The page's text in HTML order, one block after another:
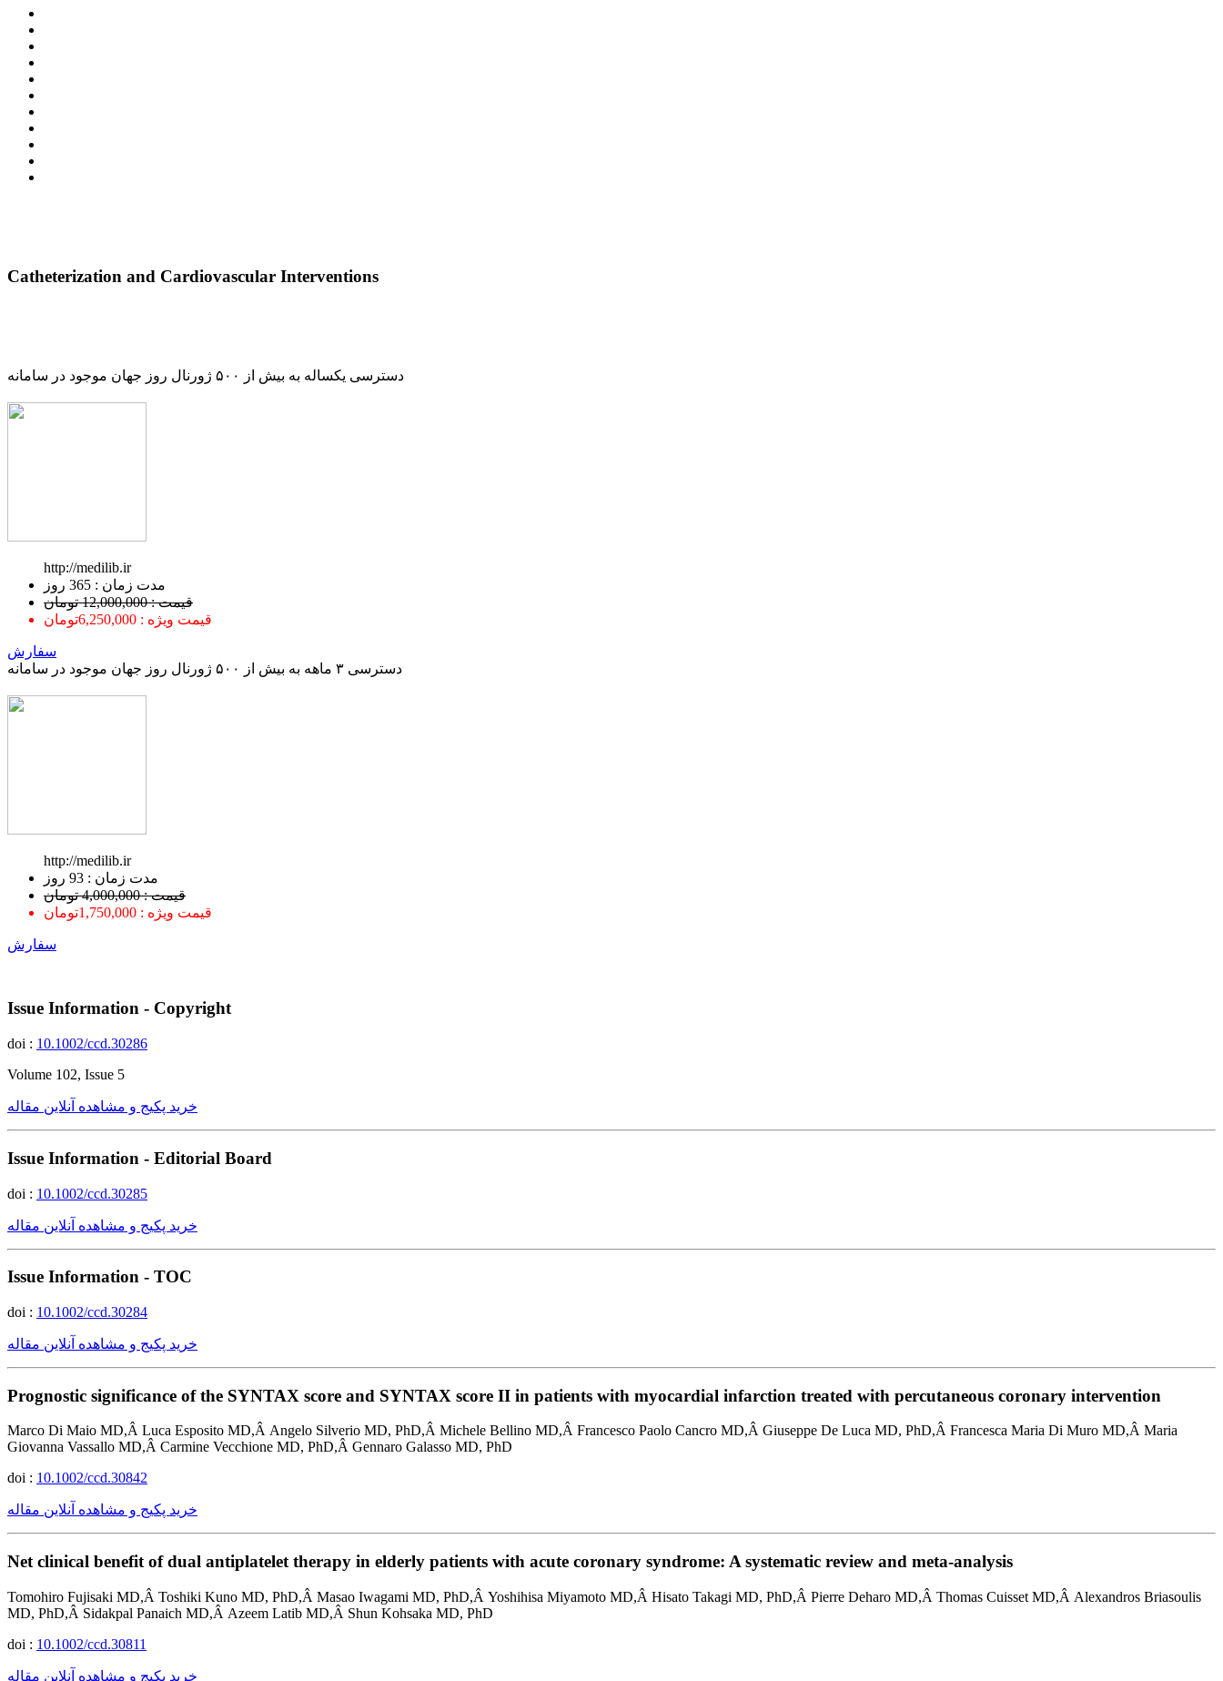
Catheterization and Cardiovascular Interventions
دسترسی یکساله به بیش از ۵۰۰ ژورنال روز جهان موجود در سامانه
http://medilib.ir
ﻣﺪﺕ ﺯﻣﺎﻥ : 365 ﺭﻭﺯ
قیمت : 12,000,000 تومان
قیمت ویژه : 6,250,000تومان
سفارش
دسترسی ۳ ماهه به بیش از ۵۰۰ ژورنال روز جهان موجود در سامانه
http://medilib.ir
ﻣﺪﺕ ﺯﻣﺎﻥ : 93 ﺭﻭﺯ
قیمت : 4,000,000 تومان
قیمت ویژه : 1,750,000تومان
سفارش
Issue Information - Copyright
doi : 10.1002/ccd.30286
Volume 102, Issue 5
خرید پکیج و مشاهده آنلاین مقاله
Issue Information - Editorial Board
doi : 10.1002/ccd.30285
خرید پکیج و مشاهده آنلاین مقاله
Issue Information - TOC
doi : 10.1002/ccd.30284
خرید پکیج و مشاهده آنلاین مقاله
Prognostic significance of the SYNTAX score and SYNTAX score II in patients with myocardial infarction treated with percutaneous coronary intervention
Marco Di Maio MD,Â Luca Esposito MD,Â Angelo Silverio MD, PhD,Â Michele Bellino MD,Â Francesco Paolo Cancro MD,Â Giuseppe De Luca MD, PhD,Â Francesca Maria Di Muro MD,Â Maria
Giovanna Vassallo MD,Â Carmine Vecchione MD, PhD,Â Gennaro Galasso MD, PhD
doi : 10.1002/ccd.30842
خرید پکیج و مشاهده آنلاین مقاله
Net clinical benefit of dual antiplatelet therapy in elderly patients with acute coronary syndrome: A systematic review and meta-analysis
Tomohiro Fujisaki MD,Â Toshiki Kuno MD, PhD,Â Masao Iwagami MD, PhD,Â Yoshihisa Miyamoto MD,Â Hisato Takagi MD, PhD,Â Pierre Deharo MD,Â Thomas Cuisset MD,Â Alexandros Briasoulis
MD, PhD,Â Sidakpal Panaich MD,Â Azeem Latib MD,Â Shun Kohsaka MD, PhD
doi : 10.1002/ccd.30811
خرید پکیج و مشاهده آنلاین مقاله